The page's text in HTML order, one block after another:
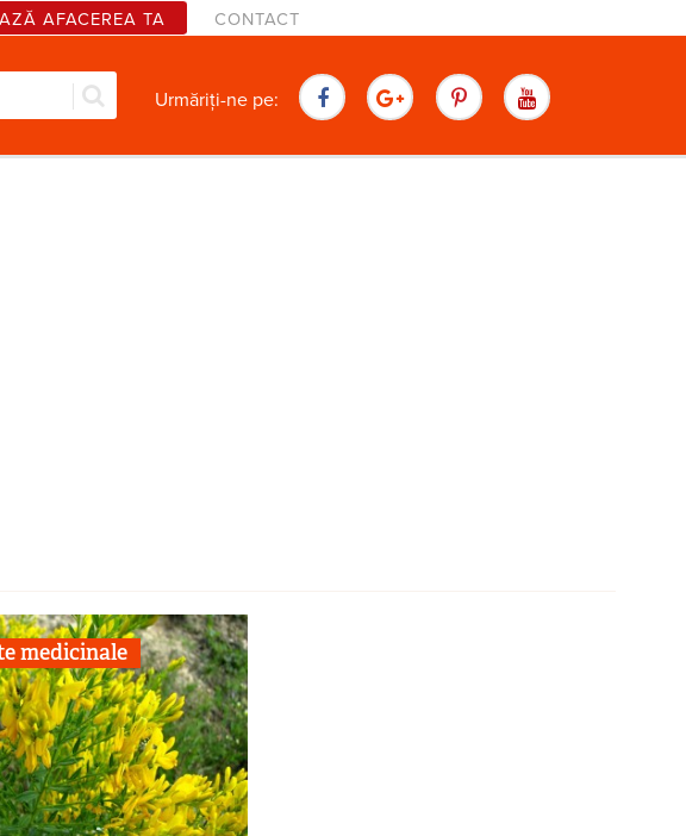
AFACEREA TA CONTACT
Urmăriți-ne pe:
medicinale